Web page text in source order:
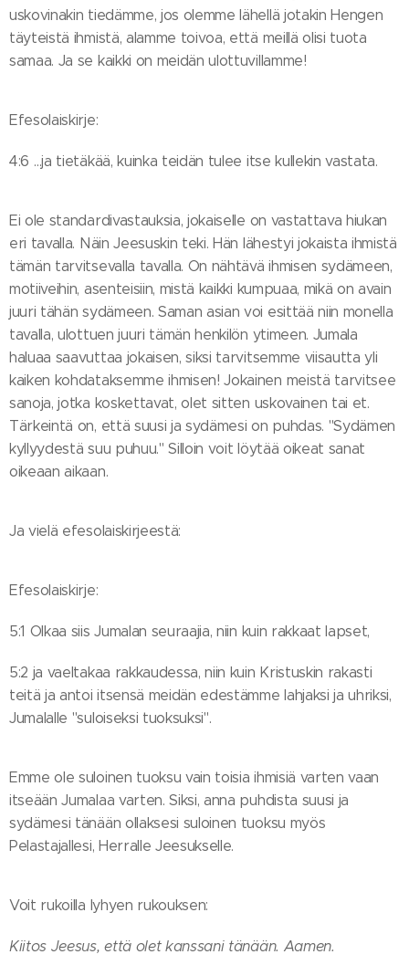
uskovinakin tiedämme, jos olemme lähellä jotakin Hengen
täyteistä ihmistä, alamme toivoa, että meillä olisi tuota
samaa. Ja se kaikki on meidän ulottuvillamme!
Efesolaiskirje:
4:6 …ja tietäkää, kuinka teidän tulee itse kullekin vastata.
Ei ole standardivastauksia, jokaiselle on vastattava hiukan
eri tavalla. Näin Jeesuskin teki. Hän lähestyi jokaista ihmistä
tämän tarvitsevalla tavalla. On nähtävä ihmisen sydämeen,
motiiveihin, asenteisiin, mistä kaikki kumpuaa, mikä on avain
juuri tähän sydämeen. Saman asian voi esittää niin monella
tavalla, ulottuen juuri tämän henkilön ytimeen. Jumala
haluaa saavuttaa jokaisen, siksi tarvitsemme viisautta yli
kaiken kohdataksemme ihmisen! Jokainen meistä tarvitsee
sanoja, jotka koskettavat, olet sitten uskovainen tai et.
Tärkeintä on, että suusi ja sydämesi on puhdas. "Sydämen
kyllyydestä suu puhuu." Silloin voit löytää oikeat sanat
oikeaan aikaan.
Ja vielä efesolaiskirjeestä:
Efesolaiskirje:
5:1 Olkaa siis Jumalan seuraajia, niin kuin rakkaat lapset,
5:2 ja vaeltakaa rakkaudessa, niin kuin Kristuskin rakasti
teitä ja antoi itsensä meidän edestämme lahjaksi ja uhriksi,
Jumalalle "suloiseksi tuoksuksi".
Emme ole suloinen tuoksu vain toisia ihmisiä varten vaan
itseään Jumalaa varten. Siksi, anna puhdista suusi ja
sydämesi tänään ollaksesi suloinen tuoksu myös
Pelastajallesi, Herralle Jeesukselle.
Voit rukoilla lyhyen rukouksen:
Kiitos Jeesus, että olet kanssani tänään. Aamen.